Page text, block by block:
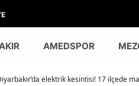
AMEDSPOR
elektrik kesintisi! 17 ilçede